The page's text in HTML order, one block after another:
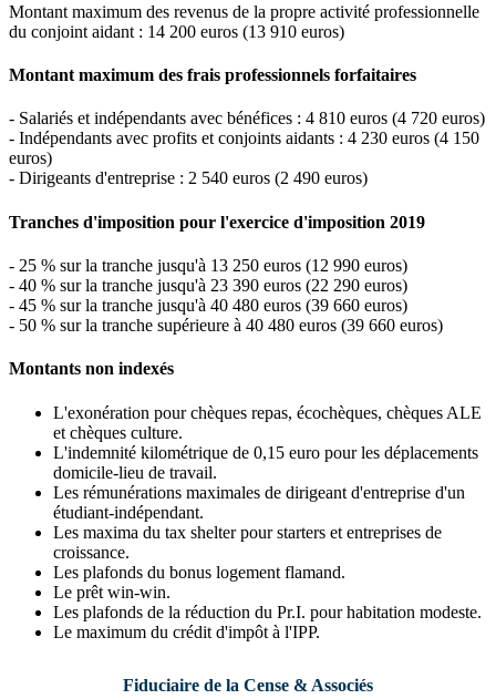
Montant maximum des revenus de la propre activité professionnelle
du conjoint aidant : 14 200 euros (13 910 euros)
Montant maximum des frais professionnels forfaitaires
- Salariés et indépendants avec bénéfices : 4 810 euros (4 720 euros)
- Indépendants avec profits et conjoints aidants : 4 230 euros (4 150
euros)
- Dirigeants d'entreprise : 2 540 euros (2 490 euros)
Tranches d'imposition pour l'exercice d'imposition 2019
- 25 % sur la tranche jusqu'à 13 250 euros (12 990 euros)
- 40 % sur la tranche jusqu'à 23 390 euros (22 290 euros)
- 45 % sur la tranche jusqu'à 40 480 euros (39 660 euros)
- 50 % sur la tranche supérieure à 40 480 euros (39 660 euros)
Montants non indexés
L'exonération pour chèques repas, écochèques, chèques ALE
et chèques culture.
L'indemnité kilométrique de 0,15 euro pour les déplacements
domicile-lieu de travail.
Les rémunérations maximales de dirigeant d'entreprise d'un
étudiant-indépendant.
Les maxima du tax shelter pour starters et entreprises de
croissance.
Les plafonds du bonus logement flamand.
Le prêt win-win.
Les plafonds de la réduction du Pr.I. pour habitation modeste.
Le maximum du crédit d'impôt à l'IPP.
Fiduciaire de la Cense & Associés